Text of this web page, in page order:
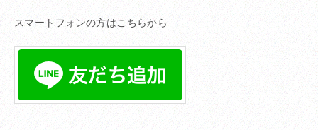
スマートフォンの方はこちらから